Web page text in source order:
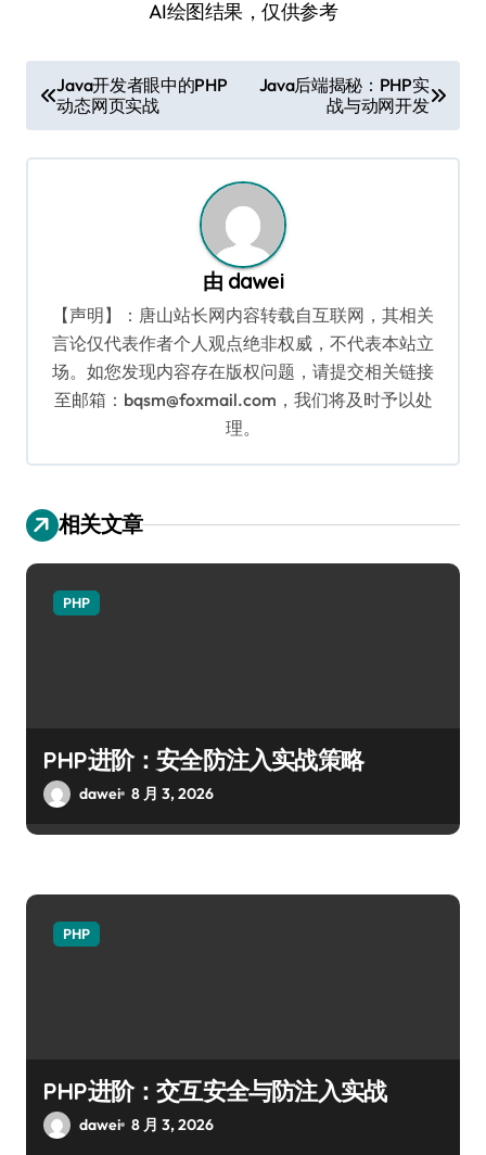
AI绘图结果，仅供参考
章
导
Java开发者眼中的PHP
动态网页实战
Java后端揭秘：PHP实
战与动网开发
由 dawei
【声明】：唐山站长网内容转载自互联网，其相关
言论仅代表作者个人观点绝非权威，不代表本站立
场。如您发现内容存在版权问题，请提交相关链接
至邮箱：bqsm@foxmail.com，我们将及时予以处
理。
相关文章
PHP
PHP进阶：安全防注入实战策略
dawei 8 月 3, 2026
PHP
PHP进阶：交互安全与防注入实战
dawei 8 月 3, 2026